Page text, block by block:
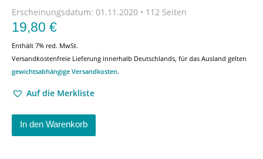
Erscheinungsdatum: 01.11.2020 • 112 Seiten
19,80 €
Enthält 7% red. MwSt.
Versandkostenfreie Lieferung innerhalb Deutschlands, für das Ausland gelten
gewichtsabhängige Versandkosten.
Auf die Merkliste
In den Warenkorb